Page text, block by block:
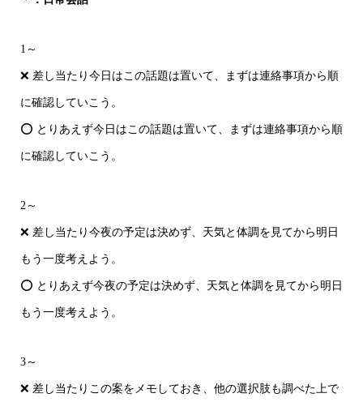
1～
❌ 差し当たり今日はこの話題は置いて、まずは連絡事項から順
に確認していこう。
⭕ とりあえず今日はこの話題は置いて、まずは連絡事項から順
に確認していこう。
2～
❌ 差し当たり今夜の予定は決めず、天気と体調を見てから明日
もう一度考えよう。
⭕ とりあえず今夜の予定は決めず、天気と体調を見てから明日
もう一度考えよう。
3～
❌ 差し当たりこの案をメモしておき、他の選択肢も調べた上で